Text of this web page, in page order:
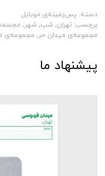
دسته: پس‌زمینه‌ی موبایل
برچسب: تهران, شب, شهر ,
مجموعه‌ی میدان حر , مجموعه‌ی
پیشنهاد ما